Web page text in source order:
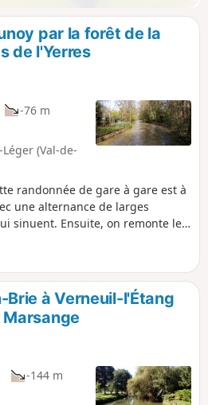
par la forêt de la
de l'Yerres
-76 m
(Val-de-
randonnée de gare à gare est à
une alternance de larges
sinuent. Ensuite, on remonte le
Brie à Verneuil-l'Étang
-144 m